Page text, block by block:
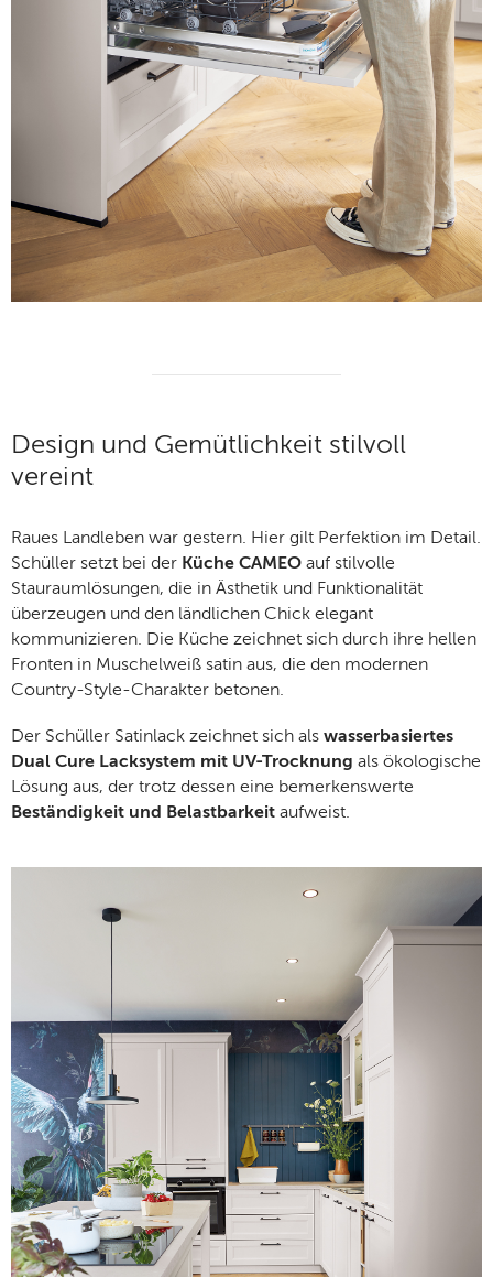
Design und Gemütlichkeit stilvoll
vereint
Raues Landleben war gestern. Hier gilt Perfektion im Detail.
Schüller setzt bei der Küche CAMEO auf stilvolle
Stauraumlösungen, die in Ästhetik und Funktionalität
überzeugen und den ländlichen Chick elegant
kommunizieren. Die Küche zeichnet sich durch ihre hellen
Fronten in Muschelweiß satin aus, die den modernen
Country-Style-Charakter betonen.
Der Schüller Satinlack zeichnet sich als wasserbasiertes
Dual Cure Lacksystem mit UV-Trocknung als ökologische
Lösung aus, der trotz dessen eine bemerkenswerte
Beständigkeit und Belastbarkeit aufweist.